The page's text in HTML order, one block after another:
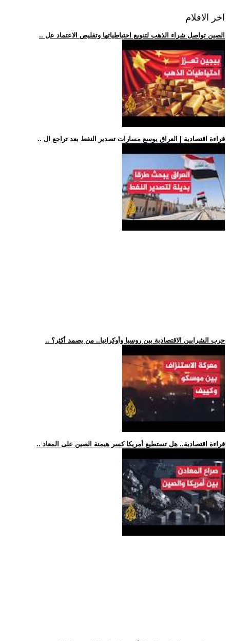
اخر الافلام
.. الصين تواصل شراء الذهب لتنويع احتياطياتها وتقليص الاعتماد عل
.. قراءة اقتصادية | العراق يوسع مسارات تصدير النفط بعد تراجع ال
.. حرب الشرايين الاقتصادية بين روسيا وأوكرانيا.. من يصمد أكثر؟
.. قراءة اقتصادية.. هل تستطيع أمريكا كسر هيمنة الصين على المعاد